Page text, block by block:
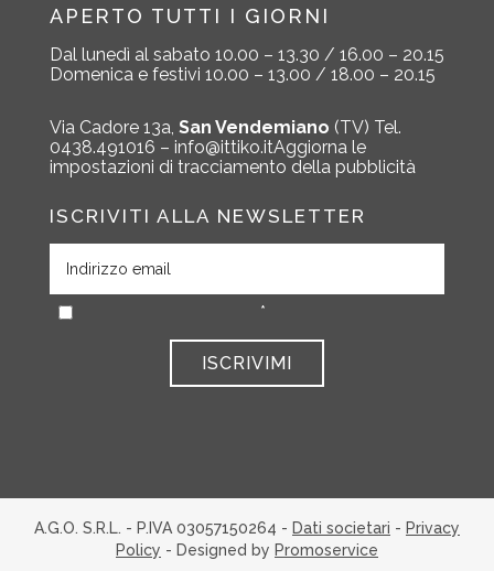
APERTO TUTTI I GIORNI
Dal lunedì al sabato 10.00 – 13.30 / 16.00 – 20.15
Domenica e festivi 10.00 – 13.00 / 18.00 – 20.15
Via Cadore 13a, San Vendemiano (TV) Tel.
0438.491016 – info@ittiko.itAggiorna le
impostazioni di tracciamento della pubblicità
ISCRIVITI ALLA NEWSLETTER
*
ISCRIVIMI
A.G.O. S.R.L. - P.IVA 03057150264 - Dati societari - Privacy
Policy - Designed by Promoservice